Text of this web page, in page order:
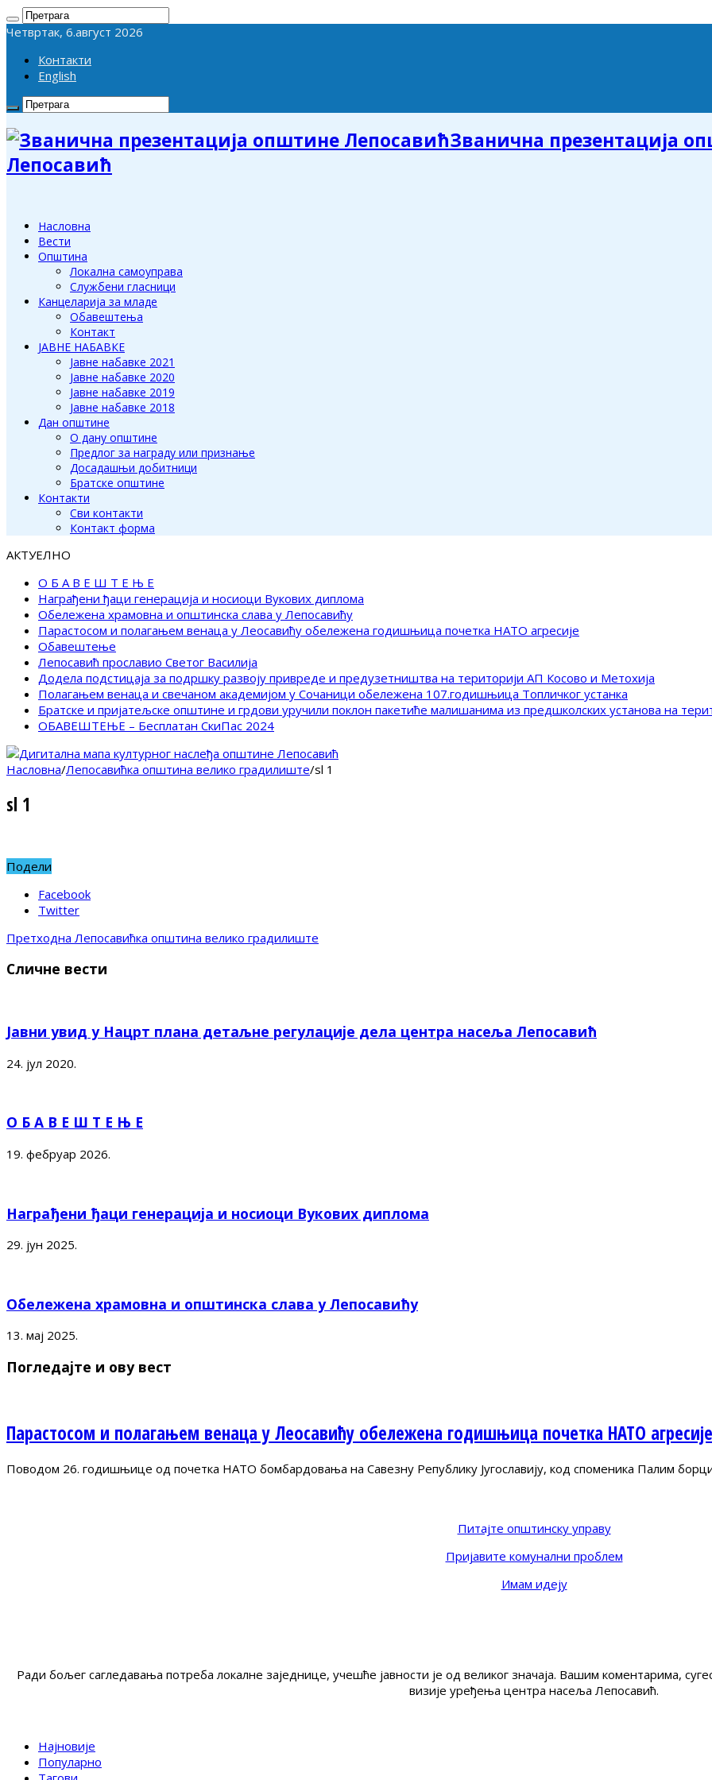
Четвртак, 6.август 2026
Контакти
English
Званична презентација
Лепосавић
Насловна
Вести
Општина
Локална самоуправа
Службени гласници
Канцеларија за младе
Обавештења
Контакт
ЈАВНЕ НАБАВКЕ
Јавне набавке 2021
Јавне набавке 2020
Јавне набавке 2019
Јавне набавке 2018
Дан општине
О дану општине
Предлог за награду или признање
Досадашњи добитници
Братске општине
Контакти
Сви контакти
Контакт форма
АКТУЕЛНО
О Б А В Е Ш Т Е Њ Е
Награђени ђаци генерација и носиоци Вукових диплома
Обележена храмовна и општинска слава у Лепосавићу
Парастосом и полагањем венаца у Леосавићу обележена годишњица почетка НАТО агресије
Обавештење
Лепосавић прославио Светог Василија
Додела подстицаја за подршку развоју привреде и предузетништва на територији АП Косово и Метохија
Полагањем венаца и свечаном академијом у Сочаници обележена 107.годишњица Топличког устанка
Братске и пријатељске општине и грдови уручили поклон пакетиће малишанима из предшколских установа на
ОБАВЕШТЕЊЕ – Бесплатан СкиПас 2024
Насловна/Лепосавићка општина велико градилиште/sl 1
sl 1
Подели
Facebook
Twitter
Претходна Лепосавићка општина велико градилиште
Сличне вести
Јавни увид у Нацрт плана детаљне регулације дела центра насеља Лепосавић
24. јул 2020.
О Б А В Е Ш Т Е Њ Е
19. фебруар 2026.
Награђени ђаци генерација и носиоци Вукових диплома
29. јун 2025.
Обележена храмовна и општинска слава у Лепосавићу
13. мај 2025.
Погледајте и ову вест
Парастосом и полагањем венаца у Леосавићу обележена годишњица почетка НАТО агресије
Поводом 26. годишњице од почетка НАТО бомбардовања на Савезну Републику Југославију, код споменика Палим
Питајте општинску управу
Пријавите комунални проблем
Имам идеју
Ради бољег сагледавања потреба локалне заједнице, учешће јавности је од великог значаја. Вашим коментарима,
визије уређења центра насеља Лепосавић.
Најновије
Популарно